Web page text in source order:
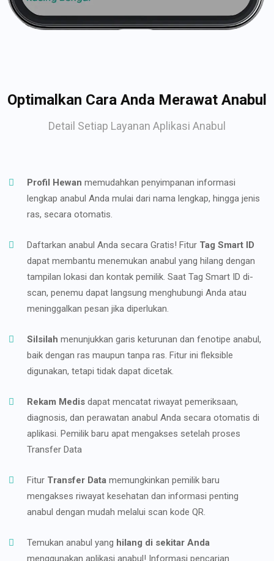
Optimalkan Cara Anda Merawat Anabul
Detail Setiap Layanan Aplikasi Anabul
Profil Hewan memudahkan penyimpanan informasi
lengkap anabul Anda mulai dari nama lengkap, hingga jenis
ras, secara otomatis.
Daftarkan anabul Anda secara Gratis! Fitur Tag Smart ID
dapat membantu menemukan anabul yang hilang dengan
tampilan lokasi dan kontak pemilik. Saat Tag Smart ID di-
scan, penemu dapat langsung menghubungi Anda atau
meninggalkan pesan jika diperlukan.
Silsilah menunjukkan garis keturunan dan fenotipe anabul,
baik dengan ras maupun tanpa ras. Fitur ini fleksible
digunakan, tetapi tidak dapat dicetak.
Rekam Medis dapat mencatat riwayat pemeriksaan,
diagnosis, dan perawatan anabul Anda secara otomatis di
aplikasi. Pemilik baru apat mengakses setelah proses
Transfer Data
Fitur Transfer Data memungkinkan pemilik baru
mengakses riwayat kesehatan dan informasi penting
anabul dengan mudah melalui scan kode QR.
Temukan anabul yang hilang di sekitar Anda
menggunakan aplikasi anabul! Informasi pencarian